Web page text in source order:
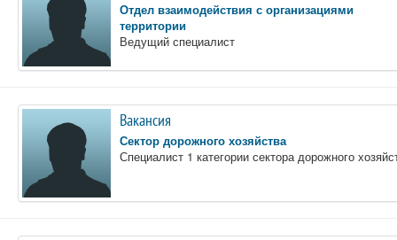
Отдел взаимодействия с организациями
территории
Ведущий специалист
Вакансия
Сектор дорожного хозяйства
Специалист 1 категории сектора дорожного